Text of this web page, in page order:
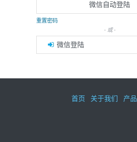
微信自动登陆
重置密码
- 或 -
微信登陆
首页 关于我们 产品